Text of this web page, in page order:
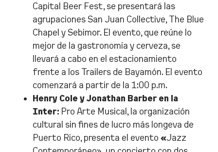
Capital Beer Fest, se presentará las
agrupaciones San Juan Collective, The Blue
Chapel y Sebimor. El evento, que reúne lo
mejor de la gastronomía y cerveza, se
llevará a cabo en el estacionamiento
frente a los Trailers de Bayamón. El evento
comenzará a partir de la 1:00 p.m.
Henry Cole y Jonathan Barber en la
Inter:Pro Arte Musical, la organización
cultural sin fines de lucro más longeva de
Puerto Rico, presenta el evento «Jazz